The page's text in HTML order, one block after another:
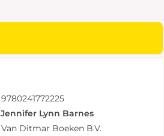
9780241772225
Jennifer Lynn Barnes
Van Ditmar Boeken B.V.